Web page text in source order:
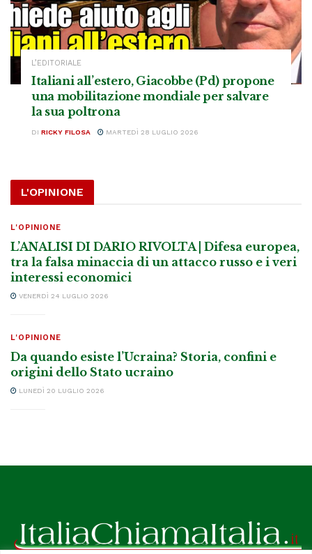
L’EDITORIALE
Italiani all’estero, Giacobbe (Pd) propone
una mobilitazione mondiale per salvare
la sua poltrona
DI RICKY FILOSA MARTEDÌ 28 LUGLIO 2026
L'OPINIONE
L'OPINIONE
L’ANALISI DI DARIO RIVOLTA | Difesa europea,
tra la falsa minaccia di un attacco russo e i veri
interessi economici
VENERDÌ 24 LUGLIO 2026
L'OPINIONE
Da quando esiste l’Ucraina? Storia, confini e
origini dello Stato ucraino
LUNEDÌ 20 LUGLIO 2026